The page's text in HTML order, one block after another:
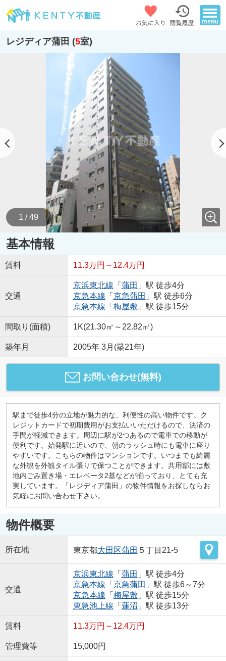
レジディア蒲田 (5室)
1 / 49
基本情報
賃料 11.3万円～12.4万円
交通
京浜東北線 「 蒲田 」駅 徒歩4分
京急本線 「 京急蒲田 」駅 徒歩6分
京急本線 「 梅屋敷 」駅 徒歩15分
間取り(面積) 1K(21.30㎡～22.82㎡)
築年月 2005年 3月(築21年)
お問い合わせ(無料)
駅まで徒歩4分の立地が魅力的な、利便性の高い物件です。ク
レジットカードで初期費用がお支払いいただけるので、決済の
手間が軽減できます。周辺に駅が2つあるので電車での移動が
便利です。始発駅に近いので、朝のラッシュ時にも電車に座り
やすいです。こちらの物件はマンションです。いつまでも綺麗
な外観を外観タイル張りで保つことができます。共用部には敷
地内ごみ置き場・エレベータ2基などが揃っており、とても充
実しています。「レジディア蒲田」の物件情報をお探しならお
気軽にお問い合わせ下さい。
物件概要
所在地 東京都大田区蒲田 ５丁目21-5
交通
京浜東北線 「 蒲田 」駅 徒歩4分
京急本線 「 京急蒲田 」駅 徒歩6～7分
京急本線 「 梅屋敷 」駅 徒歩15分
東急池上線 「 蓮沼 」駅 徒歩13分
賃料 11.3万円～12.4万円
管理費等 15,000円